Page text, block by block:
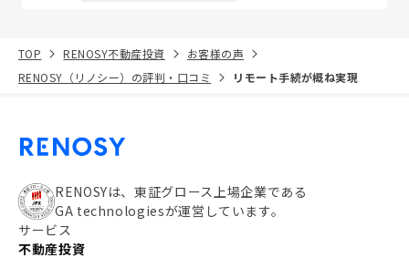
TOP RENOSY不動産投資
お客様の声
RENOSY（リノシー）の評判・口コミ
リモート手続が概ね実現
RENOSYは、東証グロース上場企業である
GA technologiesが運営しています。
サービス
不動産投資